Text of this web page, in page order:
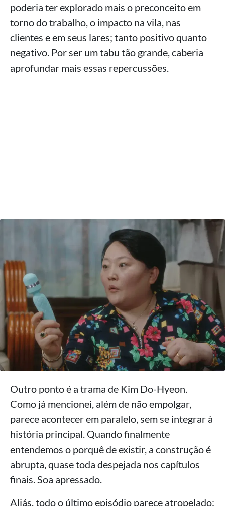
poderia ter explorado mais o preconceito em
torno do trabalho, o impacto na vila, nas
clientes e em seus lares; tanto positivo quanto
negativo. Por ser um tabu tão grande, caberia
aprofundar mais essas repercussões.
Outro ponto é a trama de Kim Do-Hyeon.
Como já mencionei, além de não empolgar,
parece acontecer em paralelo, sem se integrar à
história principal. Quando finalmente
entendemos o porquê de existir, a construção é
abrupta, quase toda despejada nos capítulos
finais. Soa apressado.
Aliás, todo o último episódio parece atropelado: